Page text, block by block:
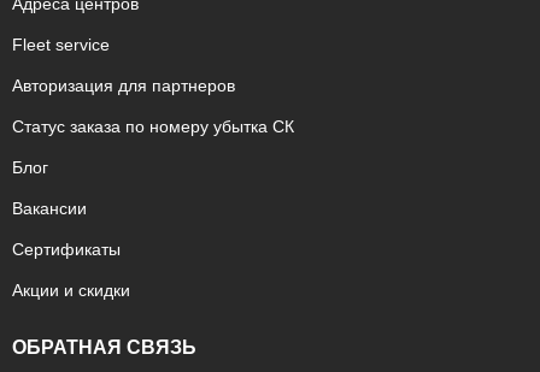
Fleet service
Авторизация для партнеров
Статус заказа по номеру убытка СК
Блог
Вакансии
Сертификаты
Акции и скидки
ОБРАТНАЯ СВЯЗЬ